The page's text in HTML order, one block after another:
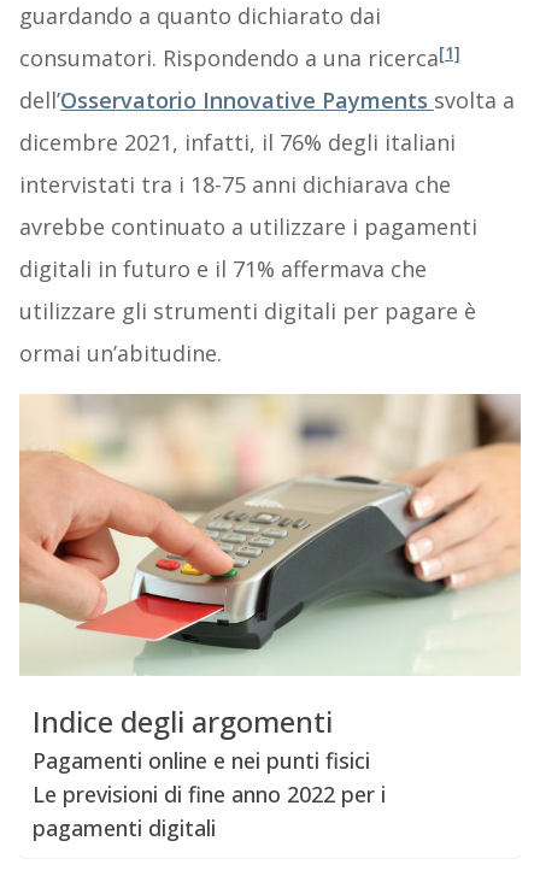
guardando a quanto dichiarato dai
consumatori. Rispondendo a una ricerca[1]
dell’Osservatorio Innovative Payments svolta a
dicembre 2021, infatti, il 76% degli italiani
intervistati tra i 18-75 anni dichiarava che
avrebbe continuato a utilizzare i pagamenti
digitali in futuro e il 71% affermava che
utilizzare gli strumenti digitali per pagare è
ormai un’abitudine.
Indice degli argomenti
Pagamenti online e nei punti fisici
Le previsioni di fine anno 2022 per i
pagamenti digitali